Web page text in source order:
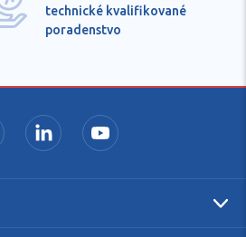
technické kvalifikované
poradenstvo